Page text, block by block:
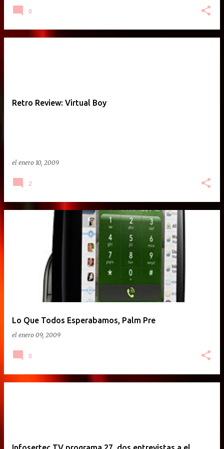
0
Retro Review: Virtual Boy
el enero 10, 2009
2
Lo Que Todos Esperabamos, Palm Pre
el enero 09, 2009
0